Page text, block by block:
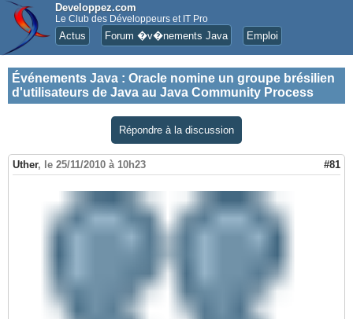
Developpez.com
Le Club des Développeurs et IT Pro
Actus Forum �v�nements Java Emploi
Événements Java : Oracle nomine un groupe brésilien
d'utilisateurs de Java au Java Community Process
Répondre à la discussion
Uther, le 25/11/2010 à 10h23 #81